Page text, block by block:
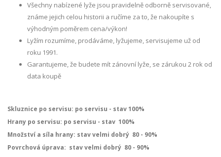
Všechny nabízené lyže jsou pravidelně odborně servisované,
známe jejich celou historii a ručíme za to, že nakoupíte s
výhodným poměrem cena/výkon!
Lyžím rozumíme, prodáváme, lyžujeme, servisujeme už od
roku 1991.
Garantujeme, že budete mít zánovní lyže, se zárukou 2 rok od
data koupě
Skluznice po servisu: po servisu - stav 100%
Hrany po servisu: po servisu - stav 100%
Množství a síla hrany: stav velmi dobrý 80 - 90%
Povrchová úprava: stav velmi dobrý 80 - 90%